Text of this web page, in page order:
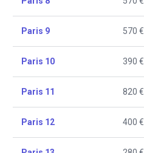
Paris 9 570 €
Paris 10 390 €
Paris 11 820 €
Paris 12 400 €